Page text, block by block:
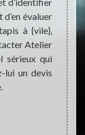
évaluer
à {vile},
Atelier
sérieux qui
lui un devis
vous
67.